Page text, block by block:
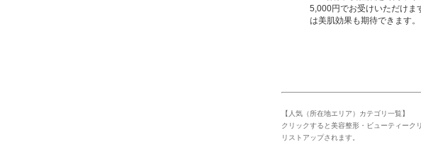
5,000円でお受けいただけま
は美肌効果も期待できます
【人気（所在地エリア）カテゴリ一覧】
クリックすると美容整形・ビューティーク
リストアップされます。